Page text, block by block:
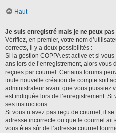
Haut
Je suis enregistré mais je ne peux
Vérifiez, en premier, votre nom
corrects, il y a deux possibilités :
Si la gestion COPPA est active et si
ans lors de l’enregistrement, alors vous
reçues par courriel. Certains forums
toute nouvelle création de compte soit
administrateur avant que vous puissiez
est indiquée lors de l’enregistrement.
ses instructions.
Si vous n’avez pas reçu de courriel, il
adresse incorrecte ou que le courriel ait
vous êtes sûr de l’adresse courriel